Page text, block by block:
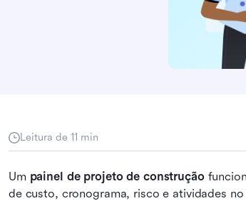
Leitura de 11 min
Um painel de projeto de construção
de custo, cronograma, risco e atividades